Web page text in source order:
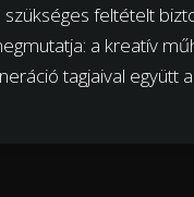
feltételt
a kreatív
tagjaival együtt